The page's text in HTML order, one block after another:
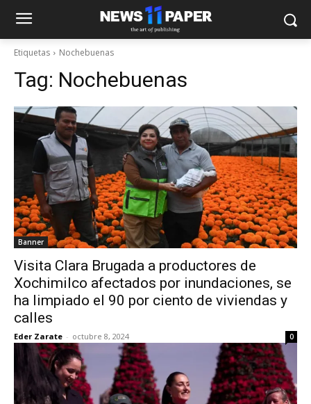
Etiquetas Nochebuenas
Tag: Nochebuenas
Banner
Visita Clara Brugada a productores de
Xochimilco afectados por inundaciones, se
ha limpiado el 90 por ciento de viviendas y
calles
Eder Zarate - octubre 8, 2024 0